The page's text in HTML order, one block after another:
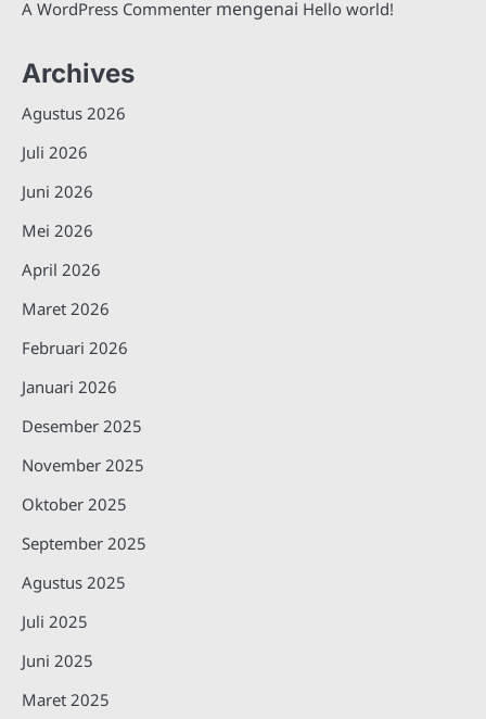
A WordPress Commenter mengenai Hello world!
Archives
Agustus 2026
Juli 2026
Juni 2026
Mei 2026
April 2026
Maret 2026
Februari 2026
Januari 2026
Desember 2025
November 2025
Oktober 2025
September 2025
Agustus 2025
Juli 2025
Juni 2025
Maret 2025